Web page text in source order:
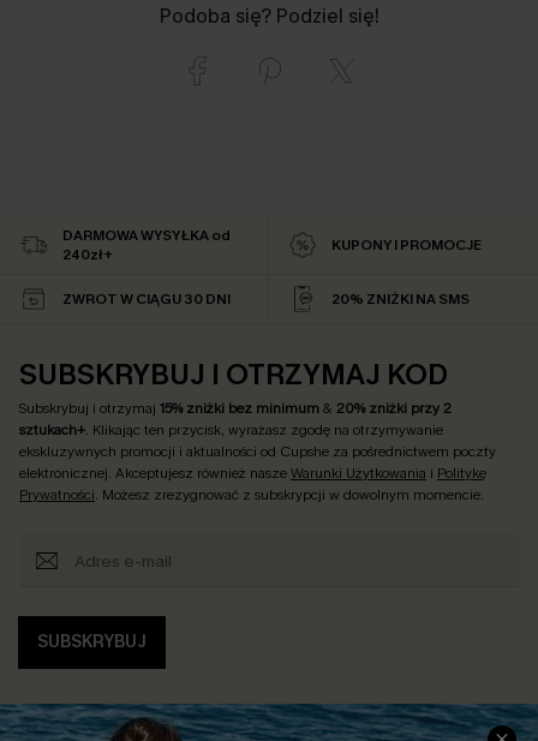
Podoba się? Podziel się!
DARMOWA WYSYŁKA od
240zł+
KUPONY I PROMOCJE
ZWROT W CIĄGU 30 DNI 20% ZNIŻKI NA SMS
SUBSKRYBUJ I OTRZYMAJ KOD
Subskrybuj i otrzymaj 15% zniżki bez minimum& 20% zniżki przy 2
sztukach+. Klikając ten przycisk, wyrażasz zgodę na otrzymywanie
ekskluzywnych promocji i aktualności od Cupshe za pośrednictwem poczty
elektronicznej. Akceptujesz również naszeWarunki Użytkowania i Politykę
Prywatności. Możesz zrezygnować z subskrypcji w dowolnym momencie.
SUBSKRYBUJ